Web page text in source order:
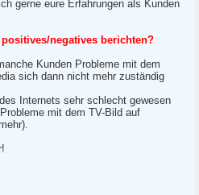
gerne eure Erfahrungen als Kunden
negatives berichten?
Kunden Probleme mit dem
sich dann nicht mehr zuständig
Internets sehr schlecht gewesen
mit dem TV-Bild auf